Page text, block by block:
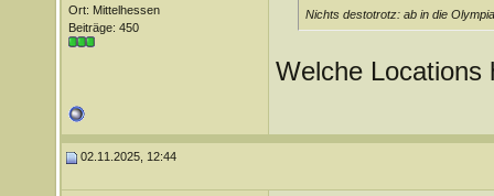
Ort: Mittelhessen
Beiträge: 450
Nichts destotrotz: ab in die
Welche Locations
02.11.2025, 12:44